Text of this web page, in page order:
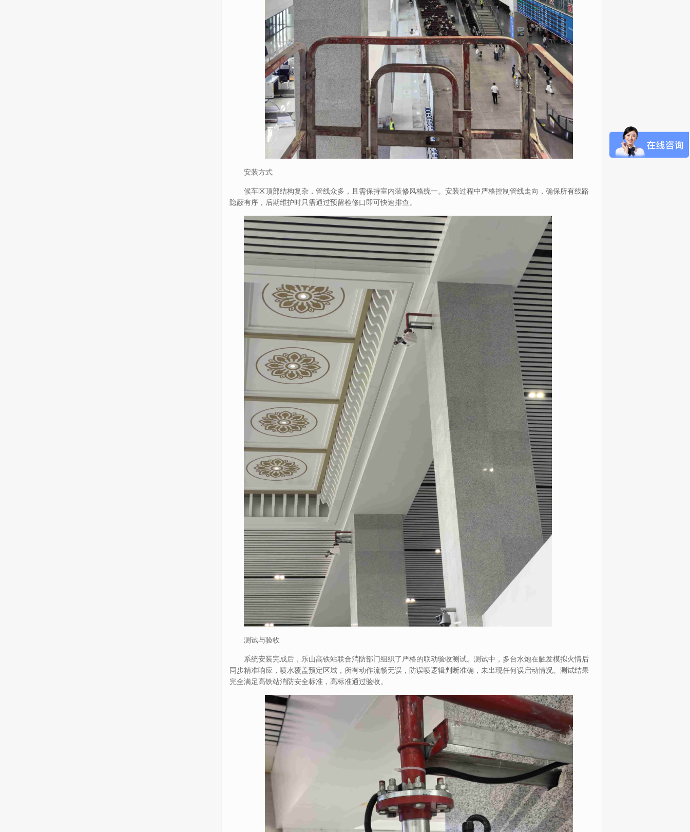
安装方式
候车区顶部结构复杂，管线众多，且需保持室内装修风格统一。安装过程中严格控制管线走向，确保所有线路
隐蔽有序，后期维护时只需通过预留检修口即可快速排查。
测试与验收
系统安装完成后，乐山高铁站联合消防部门组织了严格的联动验收测试。测试中，多台水炮在触发模拟火情后
同步精准响应，喷水覆盖预定区域，所有动作流畅无误，防误喷逻辑判断准确，未出现任何误启动情况。测试结果
完全满足高铁站消防安全标准，高标准通过验收。